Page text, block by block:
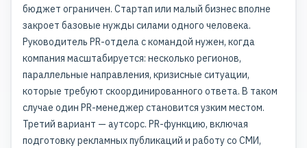
бюджет ограничен. Стартап или малый бизнес вполне
закроет базовые нужды силами одного человека.
Руководитель PR-отдела с командой нужен, когда
компания масштабируется: несколько регионов,
параллельные направления, кризисные ситуации,
которые требуют скоординированного ответа. В таком
случае один PR-менеджер становится узким местом.
Третий вариант — аутсорс. PR-функцию, включая
подготовку рекламных публикаций и работу со СМИ,